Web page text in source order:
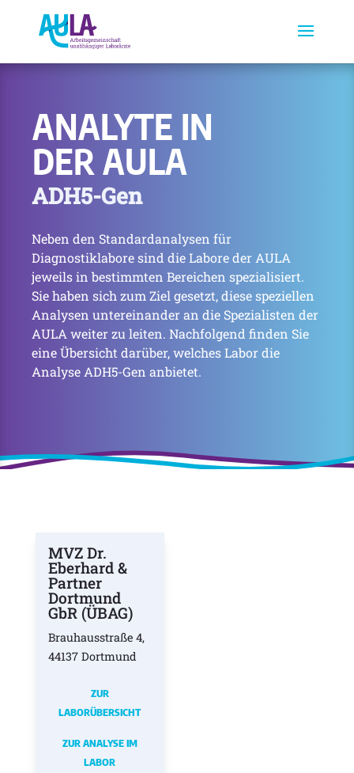
ANALYTE IN
DER AULA
ADH5-Gen
Neben den Standardanalysen für
Diagnostiklabore sind die Labore der AULA
jeweils in bestimmten Bereichen spezialisiert.
Sie haben sich zum Ziel gesetzt, diese speziellen
Analysen untereinander an die Spezialisten der
AULA weiter zu leiten. Nachfolgend finden Sie
eine Übersicht darüber, welches Labor die
Analyse ADH5-Gen anbietet.
MVZ Dr.
Eberhard &
Partner
Dortmund
GbR (ÜBAG)
Brauhausstraße 4,
44137 Dortmund
ZUR
LABORÜBERSICHT
ZUR ANALYSE IM
LABOR